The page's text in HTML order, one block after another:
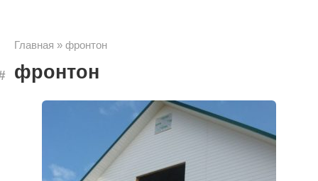
Главная » фронтон
фронтон